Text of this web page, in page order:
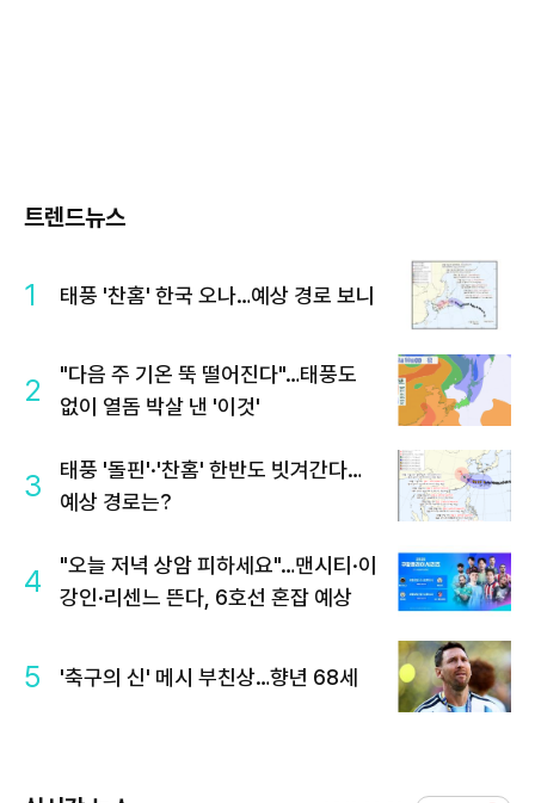
트렌드뉴스
1 태풍 '찬홈' 한국 오나…예상 경로 보니
2
"다음 주 기온 뚝 떨어진다"…태풍도
없이 열돔 박살 낸 '이것'
3
태풍 '돌핀'·'찬홈' 한반도 빗겨간다…
예상 경로는?
4
"오늘 저녁 상암 피하세요"…맨시티·이
강인·리센느 뜬다, 6호선 혼잡 예상
5 '축구의 신' 메시 부친상…향년 68세